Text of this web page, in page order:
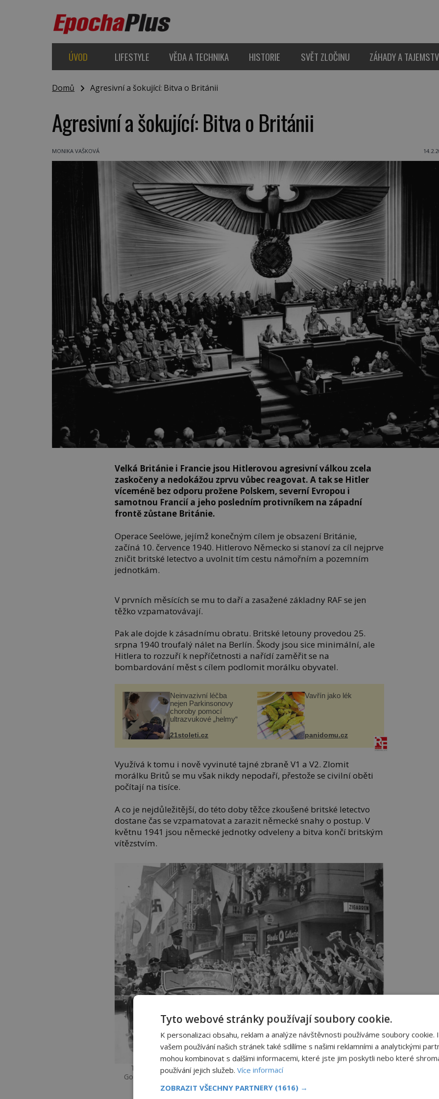
ÚVOD LIFESTYLE VĚDA A TECHNIKA HISTORIE SVĚT ZLOČINU ZÁHADY A
Domů Agresivní a šokující: Bitva o Británii
Agresivní a šokující: Bitva o Británii
MONIKA VAŠKOVÁ
Velká Británie i Francie jsou Hitlerovou agresivní válkou zcela
zaskočeny a nedokážou zprvu vůbec reagovat. A tak se Hitler
víceméně bez odporu prožene Polskem, severní Evropou i
samotnou Francií a jeho posledním protivníkem na západní
frontě zůstane Británie.
Operace Seelöwe, jejímž konečným cílem je obsazení Británie,
začíná 10. července 1940. Hitlerovo Německo si stanoví za cíl nejprve
zničit britské letectvo a uvolnit tím cestu námořním a pozemním
jednotkám.
V prvních měsících se mu to daří a zasažené základny RAF se jen
těžko vzpamatovávají.
Pak ale dojde k zásadnímu obratu. Britské letouny provedou 25.
srpna 1940 troufalý nálet na Berlín. Škody jsou sice minimální, ale
Hitlera to rozzuří k nepříčetnosti a nařídí zaměřit se na
bombardování měst s cílem podlomit morálku obyvatel.
Neinvazivní léčba
nejen Parkinsonovy
choroby pomocí
ultrazvukové „helmy“
21stoleti.cz
Vavřín jako lék
panidomu.cz
Využívá k tomu i nově vyvinuté tajné zbraně V1 a V2. Zlomit
morálku Britů se mu však nikdy nepodaří, přestože se civilní oběti
počítají na tisíce.
A co je nejdůležitější, do této doby těžce zkoušené britské letectvo
dostane čas se vzpamatovat a zarazit německé snahy o postup. V
květnu 1941 jsou německé jednotky odveleny a bitva končí britským
vítězstvím.
Tento snímek z 22. září 1938 zachycuje Adolfa Hitlera při příjezdu do Bad
Godesbergu, kde se setkal s britským premiérem Nevillem Chamberlainem při
přípravách Mnichovské dohody.
Tyto webové stránky používají soubory cookie.
K personalizaci obsahu, reklam a analýze návštěvnosti používáme soubory cookie.
vašem používání našich stránek také sdílíme s našimi reklamními a analytickými
mohou kombinovat s dalšími informacemi, které jste jim poskytli nebo které
používání jejich služeb. Více informací
ZOBRAZIT VŠECHNY PARTNERY (1616) →